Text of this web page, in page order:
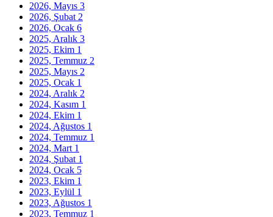
2026, Mayıs 3
2026, Şubat 2
2026, Ocak 6
2025, Aralık 3
2025, Ekim 1
2025, Temmuz 2
2025, Mayıs 2
2025, Ocak 1
2024, Aralık 2
2024, Kasım 1
2024, Ekim 1
2024, Ağustos 1
2024, Temmuz 1
2024, Mart 1
2024, Şubat 1
2024, Ocak 5
2023, Ekim 1
2023, Eylül 1
2023, Ağustos 1
2023, Temmuz 1